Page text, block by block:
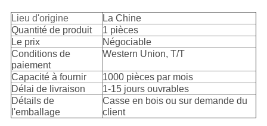
Lieu d'origine
La Chine
Quantité de produit
1 pièces
Le prix
Négociable
Conditions de
paiement
Western Union, T/T
Capacité à fournir
1000 pièces par mois
Délai de livraison
1-15 jours ouvrables
Détails de
l'emballage
Casse en bois ou sur demande du
client